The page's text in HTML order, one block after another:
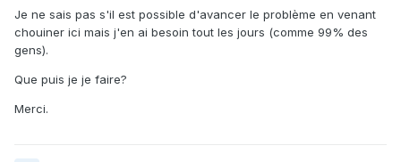
Je ne sais pas s'il est possible d'avancer le problème en venant
chouiner ici mais j'en ai besoin tout les jours (comme 99% des
gens).
Que puis je je faire?
Merci.